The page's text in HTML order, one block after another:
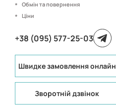
Обмін та повернення
Ціни
+38 (095) 577-25-03
Швидке замовлення онлайн
Зворотній дзвінок